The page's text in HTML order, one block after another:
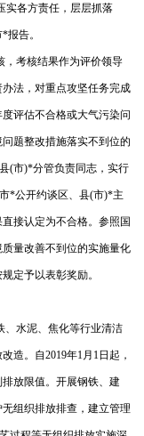
实各方责任，层层抓落
报告。
，考核结果作为评价领导
法，对重点攻坚任务完成
评估不合格或大气污染问
题整改措施落实不到位的
(市)*分管负责同志，实行
*公开约谈区、县(市)*主
接认定为不合格。参照国
量改善不到位的实施量化
定予以表彰奖励。
、水泥、焦化等行业清洁
造。自2019年1月1日起，
放限值。开展钢铁、建
组织排放排查，建立管理